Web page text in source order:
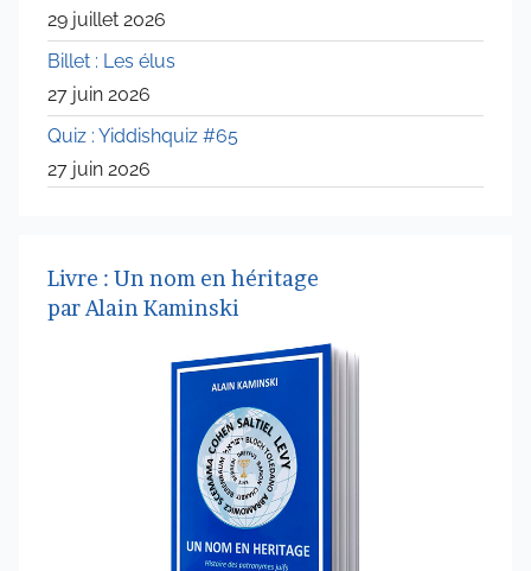
29 juillet 2026
Billet : Les élus
27 juin 2026
Quiz : Yiddishquiz #65
27 juin 2026
Livre : Un nom en héritage
par Alain Kaminski